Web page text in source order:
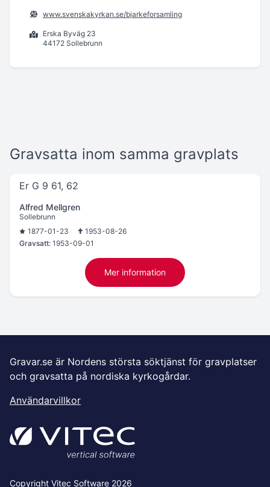
www.svenskakyrkan.se/bjarkeforsamling
Erska Byväg 23
44172 Sollebrunn
Gravsatta inom samma gravplats
Er G 9 61, 62
Alfred Mellgren
Sollebrunn
1877-01-23
1953-08-26
Gravsatt: 1953-09-01
Mer information
Gravar.se är Nordens största söktjänst för gravplatser
och gravsatta på nordiska kyrkogårdar.
Användarvillkor
Copyright Vitec Software 2026